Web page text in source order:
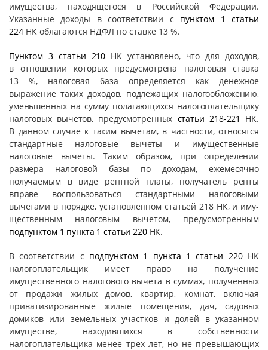
имущества, находящегося в Российской Федерации.
Указанные доходы в соответствии с пунктом 1 статьи
224 НК облагаются НДФЛ по ставке 13 %.
Пунктом 3 статьи 210 НК установлено, что для доходов,
в отношении которых предусмотрена налоговая ставка
13 %, налоговая база определяется как денежное
выражение таких доходов, подлежащих налогообложению,
уменьшенных на сумму полагающихся налогоплательщику
налоговых вычетов, предусмотренных статьи 218-221
НК.
В данном случае к та­ким вычетам, в частности, относятся
стандартные налоговые вычеты и иму­щест­венные
налоговые вычеты. Таким образом, при определении
размера налоговой базы по доходам, ежемесячно
получаемым в виде рентной платы, получатель ренты
вправе воспользоваться стандартными налоговыми
вычетами в порядке, установленном статьей 218 НК, и иму­
щест­венным налоговым вычетом, предусмотренным
подпунктом 1 пункта 1 статьи 220НК.
В соответствии с подпунктом 1 пункта 1 статьи 220НК
налогоплатель­щик имеет право на получение
имущественного налогового вычета в сум­мах, полученных
от продажи жилых домов, квартир, комнат, включая
приватизированные жилые помещения, дач, садовых
домиков или земельных участков и долей в указанном
имуществе, находившихся в собственности
налогоплательщика менее трех лет, но не превышающих